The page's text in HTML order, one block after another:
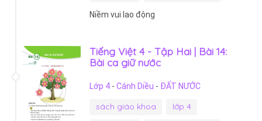
Niềm vui lao động
Tiếng Việt 4 - Tập Hai | Bài 14:
Bài ca giữ nước
Lớp 4 - Cánh Diều - ĐẤT NƯỚC
sách giáo khoa
lớp 4